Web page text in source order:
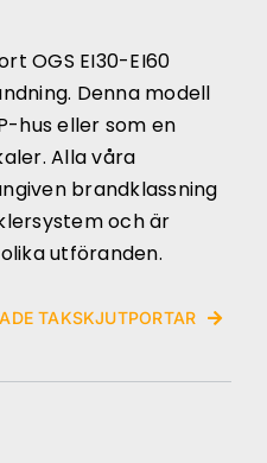
OGS EI30-EI60
Denna modell
hus eller som en
Alla våra
brandklassning
och är
utföranden.
TAKSKJUTPORTAR